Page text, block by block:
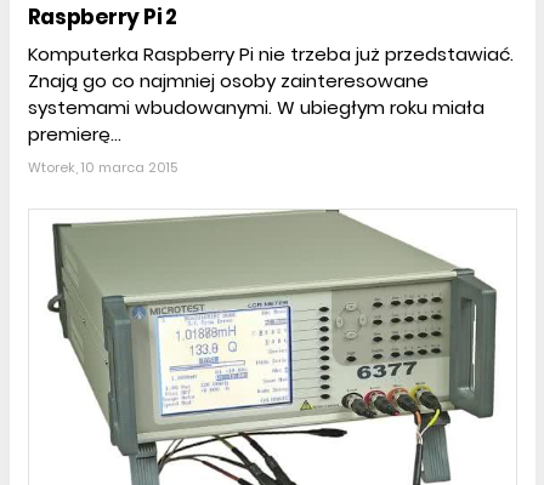
Raspberry Pi 2
Komputerka Raspberry Pi nie trzeba już przedstawiać.
Znają go co najmniej osoby zainteresowane
systemami wbudowanymi. W ubiegłym roku miała
premierę...
Wtorek, 10 marca 2015